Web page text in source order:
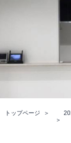
トップページ